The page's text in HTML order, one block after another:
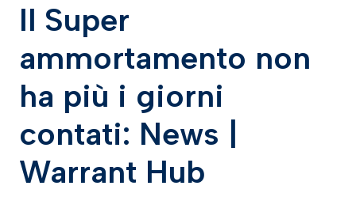
Il Super
ammortamento non
ha più i giorni
contati: News |
Warrant Hub